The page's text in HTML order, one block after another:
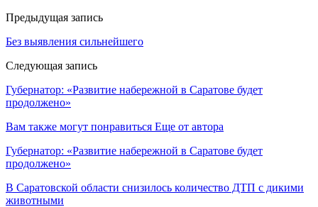
Предыдущая запись
Без выявления сильнейшего
Следующая запись
Губернатор: «Развитие набережной в Саратове будет
продолжено»
Вам также могут понравиться Еще от автора
Губернатор: «Развитие набережной в Саратове будет
продолжено»
В Саратовской области снизилось количество ДТП с дикими
животными